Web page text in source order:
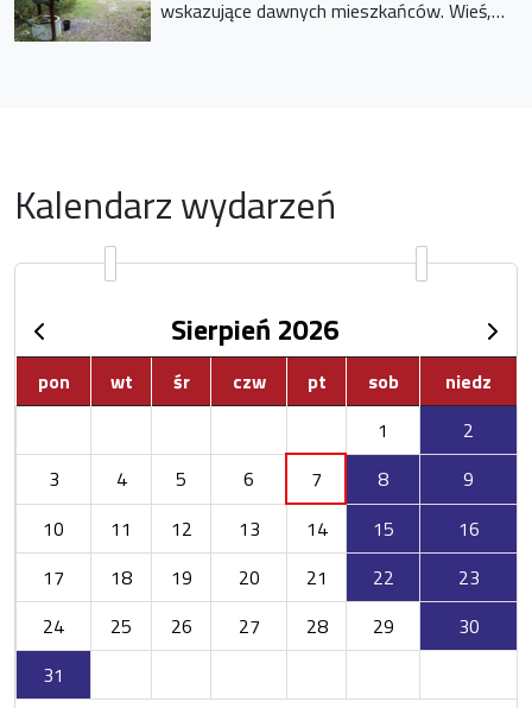
wskazujące dawnych mieszkańców. Wieś,
Kalendarz wydarzeń
Sierpień 2026
pon wt śr czw pt sob
niedz
1
2
3
4 5 6 7 8
9
10
11 12 13 14 15
16
17
18 19 20 21 22
23
24
25 26 27 28 29
30
31